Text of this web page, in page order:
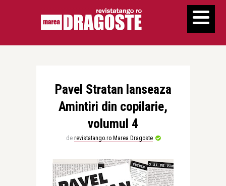
Pavel Stratan lanseaza
Amintiri din copilarie,
volumul 4
de revistatango.ro Marea Dragoste